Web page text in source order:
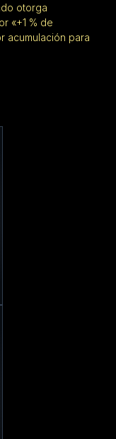
otorga
«+1 % de
acumulación para